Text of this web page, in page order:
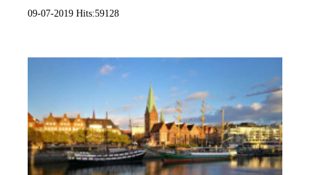
09-07-2019 Hits:59128